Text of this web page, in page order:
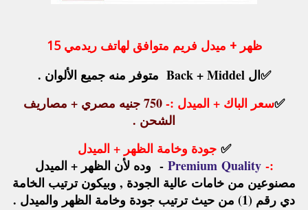
ظهر + ميدل فريم متوافق لهاتف ريدمي 15
✅ال Back + Middel متوفر منه جميع الألوان .
✅سعر الباك + الميدل :-750جنيه مصري + مصاريف
الشحن .
✅جودة وخامة الظهر + الميدل
:-
PremiumQuality
- وده لأن الظهر + الميدل
مصنوعين من خامات عالية الجودة , وبيكون ترتيب الخامة
دي رقم (1) من حيث ترتيب جودة وخامة الظهر والميدل .